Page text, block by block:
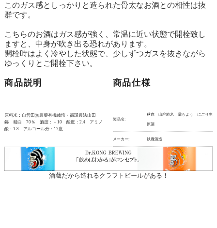
このガス感としっかりと造られた骨太なお酒との相性は抜
群です。
こちらのお酒はガス感が強く、常温に近い状態で開栓致し
ますと、中身が吹き出る恐れがあります。
開栓時はよく冷やした状態で、少しずつガスを抜きながら
ゆっくりとご開栓下さい。
商品説明
原料米：自営田無農薬有機栽培・循環農法山田
錦 精白：70％ 酒度：＋10 酸度：2.4 アミノ
酸：1.8 アルコール分：17度
商品仕様
製品名:
秋鹿 山廃純米 霙もよう にごり生
原酒
メーカー: 秋鹿酒造
酒蔵だから造れるクラフトビールがある！